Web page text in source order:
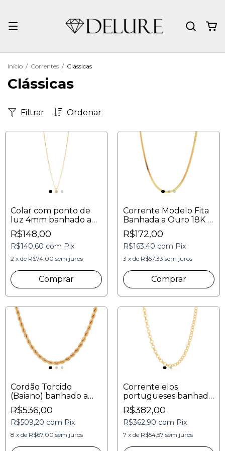
Início / Correntes / Clássicas
Clássicas
Ordenar
Filtrar
Colar com ponto de
luz 4mm banhado a
ouro 18K
hipoalergênico
zircônia incolor
R$148,00
R$140,60 com Pix
2 x de R$74,00 sem juros
Corrente Modelo Fita
Banhada a Ouro 18K –
37cm + 10cm Extensor
R$172,00
R$163,40 com Pix
3 x de R$57,33 sem juros
Cordão Torcido
(Baiano) banhado a
ouro 18K - 40cm 5cm
extensor | 3mm
espessura
R$536,00
R$509,20 com Pix
8 x de R$67,00 sem juros
Corrente elos
portugueses banhada
a ouro 18K
40cmX5mm
R$382,00
R$362,90 com Pix
7 x de R$54,57 sem juros